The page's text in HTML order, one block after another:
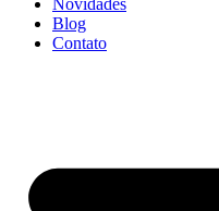
Blog
Contato